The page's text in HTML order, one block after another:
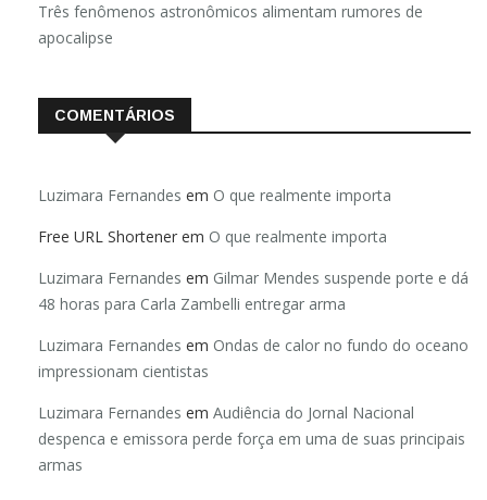
Três fenômenos astronômicos alimentam rumores de
apocalipse
COMENTÁRIOS
Luzimara Fernandes em O que realmente importa
Free URL Shortener em O que realmente importa
Luzimara Fernandes em Gilmar Mendes suspende porte e dá
48 horas para Carla Zambelli entregar arma
Luzimara Fernandes em Ondas de calor no fundo do oceano
impressionam cientistas
Luzimara Fernandes em Audiência do Jornal Nacional
despenca e emissora perde força em uma de suas principais
armas